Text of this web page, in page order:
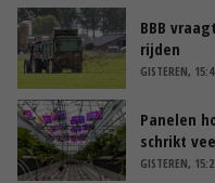
BBB
rijden
GISTEREN,
Panelen
schrikt
GISTEREN,